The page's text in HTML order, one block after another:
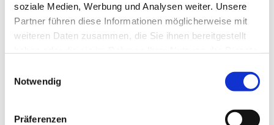
soziale Medien, Werbung und Analysen weiter. Unsere
Partner führen diese Informationen möglicherweise mit
weiteren Daten zusammen, die Sie ihnen bereitgestellt
Notwendig
Präferenzen